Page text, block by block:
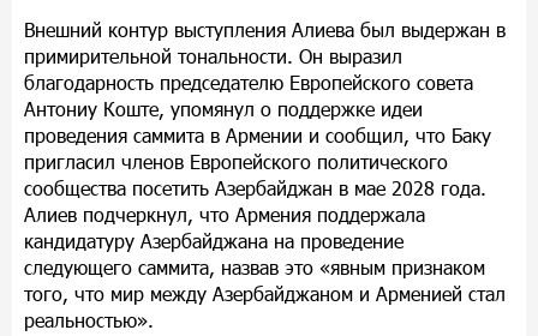
Внешний контур выступления Алиева был выдержан в
примирительной тональности. Он выразил
благодарность председателю Европейского совета
Антониу Коште, упомянул о поддержке идеи
проведения саммита в Армении и сообщил, что Баку
пригласил членов Европейского политического
сообщества посетить Азербайджан в мае 2028 года.
Алиев подчеркнул, что Армения поддержала
кандидатуру Азербайджана на проведение
следующего саммита, назвав это «явным признаком
того, что мир между Азербайджаном и Арменией стал
реальностью».